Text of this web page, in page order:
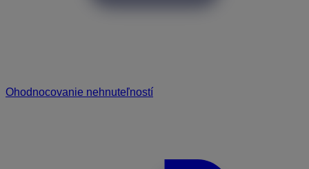
Ohodnocovanie nehnuteľností